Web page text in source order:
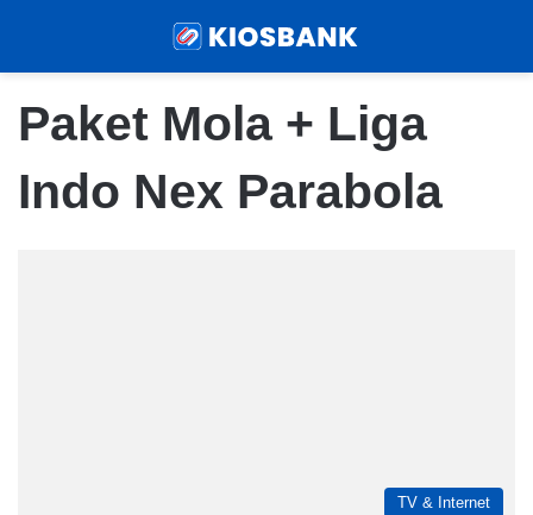
Paket Mola + Liga
Indo Nex Parabola
TV & Internet